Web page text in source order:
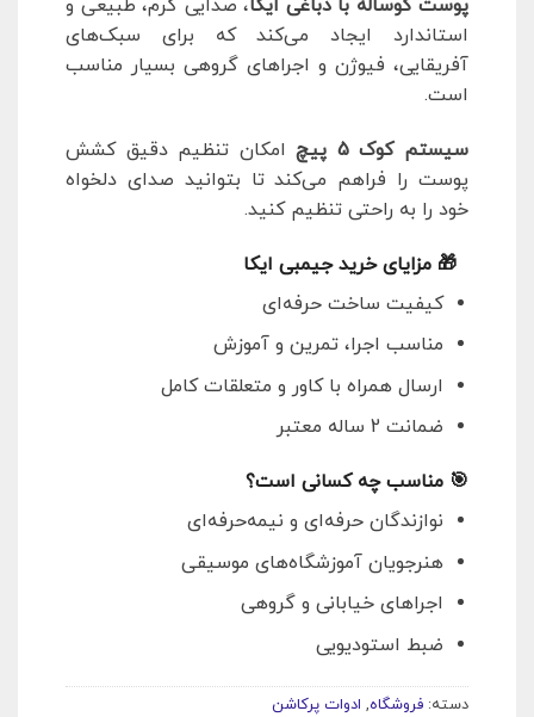
پوست گوساله با دباغی ایکا، صدایی گرم، طبیعی و
استاندارد ایجاد می‌کند که برای سبک‌های
آفریقایی، فیوژن و اجراهای گروهی بسیار مناسب
است.
سیستم کوک 5 پیچ
امکان تنظیم دقیق کشش
پوست را فراهم می‌کند تا بتوانید صدای دلخواه
خود را به راحتی تنظیم کنید.
🎁 مزایای خرید جیمبی ایکا
کیفیت ساخت حرفه‌ای
مناسب اجرا، تمرین و آموزش
ارسال همراه با کاور و متعلقات کامل
ضمانت 2 ساله معتبر
🎯 مناسب چه کسانی است؟
نوازندگان حرفه‌ای و نیمه‌حرفه‌ای
هنرجویان آموزشگاه‌های موسیقی
اجراهای خیابانی و گروهی
ضبط استودیویی
دسته: فروشگاه,ادوات پرکاشن